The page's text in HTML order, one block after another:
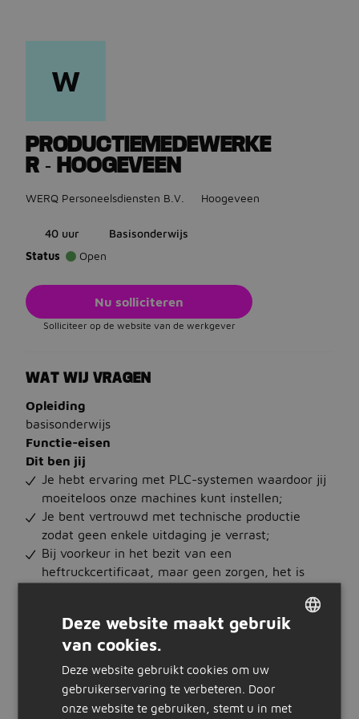
W
PRODUCTIEMEDEWERKE
R - HOOGEVEEN
WERQ Personeelsdiensten B.V. Hoogeveen
40 uur
Basisonderwijs
Status
Open
Nu solliciteren
Solliciteer op de website van de werkgever
WAT WIJ VRAGEN
Opleiding
basisonderwijs
Functie-eisen
Dit ben jij
Je hebt ervaring met PLC-systemen waardoor jij
moeiteloos onze machines kunt instellen;
Je bent vertrouwd met technische productie
zodat geen enkele uitdaging je verrast;
Bij voorkeur in het bezit van een
heftruckcertificaat, maar geen zorgen, het is
Dit bieden wij jou
Een aantrekkelijk bruto uurloon tussen de 12,80 -
13,49 (exclusief ploegentoeslag);
Ploegentoeslag van 18,5% waardoor jouw
uurloon tussen de 15,17 - 15,99 ligt;
Deze website maakt gebruik
van cookies.
Deze website gebruikt cookies om uw
gebruikerservaring te verbeteren. Door
onze website te gebruiken, stemt u in met